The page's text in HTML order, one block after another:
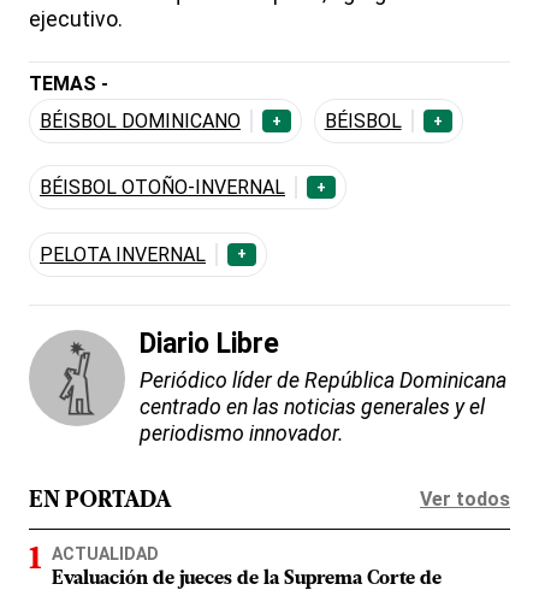
ejecutivo.
TEMAS -
BÉISBOL DOMINICANO
+ BÉISBOL +
BÉISBOL OTOÑO-INVERNAL +
PELOTA INVERNAL +
Diario Libre
Periódico líder de República Dominicana
centrado en las noticias generales y el
periodismo innovador.
EN PORTADA Ver todos
ACTUALIDAD
Evaluación de jueces de la Suprema Corte de